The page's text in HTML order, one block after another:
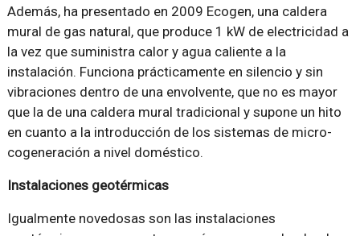
Además, ha presentado en 2009 Ecogen, una caldera
mural de gas natural, que produce 1 kW de electricidad a
la vez que suministra calor y agua caliente a la
instalación. Funciona prácticamente en silencio y sin
vibraciones dentro de una envolvente, que no es mayor
que la de una caldera mural tradicional y supone un hito
en cuanto a la introducción de los sistemas de micro-
cogeneración a nivel doméstico.
Instalaciones geotérmicas
Igualmente novedosas son las instalaciones